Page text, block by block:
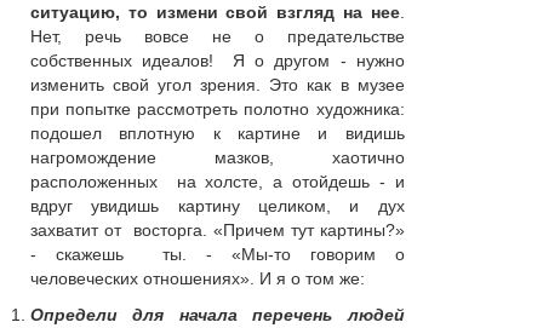
ситуацию, то измени свой взгляд на нее.
Нет, речь вовсе не о предательстве
собственных идеалов! Я о другом - нужно
изменить свой угол зрения. Это как в музее
при попытке рассмотреть полотно художника:
подошел вплотную к картине и видишь
нагромождение мазков, хаотично
расположенных на холсте, а отойдешь - и
вдруг увидишь картину целиком, и дух
захватит от восторга. «Причем тут картины?»
- скажешь ты. - «Мы-то говорим о
человеческих отношениях». И я о том же:
Определи для начала перечень людей